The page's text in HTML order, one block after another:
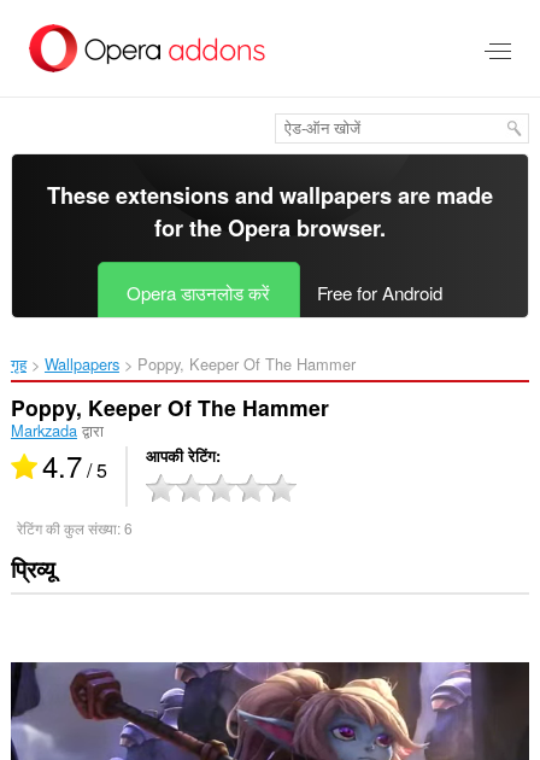
सामग्री
These extensions and wallpapers are made
for theOpera browser.
Opera डाउनलोड करें Free for Android
गृह Wallpapers Poppy, Keeper Of The Hammer‎
Poppy, Keeper Of The Hammer
Markzada द्वारा
4.7/ 5 आपकी रेटिंग
रेटिंग की कुल संख्या:6
प्रिव्यू